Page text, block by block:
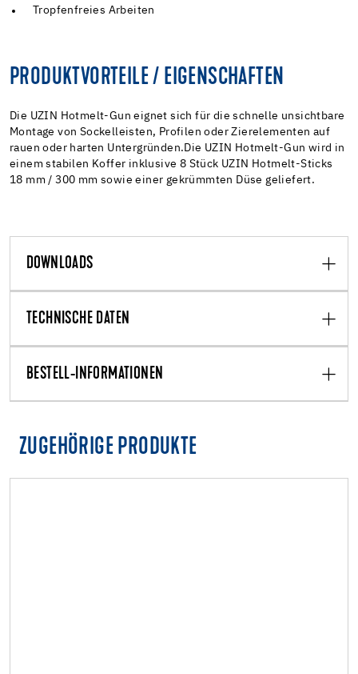
Tropfenfreies Arbeiten
PRODUKTVORTEILE / EIGENSCHAFTEN
Die UZIN Hotmelt-Gun eignet sich für die schnelle unsichtbare
Montage von Sockelleisten, Profilen oder Zierelementen auf
rauen oder harten Untergründen.Die UZIN Hotmelt-Gun wird in
einem stabilen Koffer inklusive 8 Stück UZIN Hotmelt-Sticks
18 mm / 300 mm sowie einer gekrümmten Düse geliefert.
DOWNLOADS
TECHNISCHE DATEN
BESTELL-INFORMATIONEN
ZUGEHÖRIGE PRODUKTE